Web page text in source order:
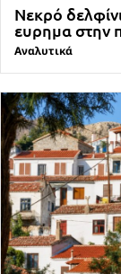
Νεκρό
ευρημα στην
Αναλυτικά